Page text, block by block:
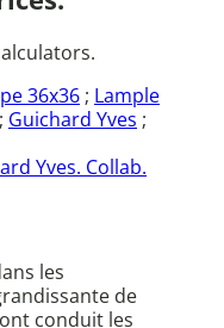
36x36 ; Lample
; Guichard Yves ;
Yves. Collab.
les
de
conduit les